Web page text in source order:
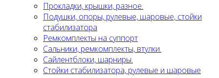
Прокладки, крышки, разное.
Подушки, опоры, рулевые, шаровые, стойки
стабилизатора
Ремкомплекты на суппорт
Сальники, ремкомплекты, втулки.
Сайлентблоки, шарниры.
Стойки стабилизатора, рулевые и шаровые